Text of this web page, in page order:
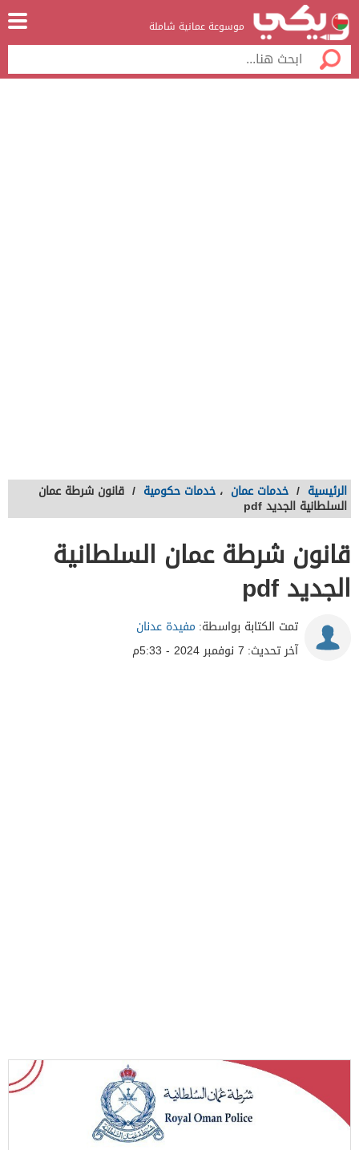
موسوعة عمانية شاملة
الرئيسية / خدمات عمان ، خدمات حكومية / قانون شرطة عمان
السلطانية الجديد pdf
قانون شرطة عمان السلطانية
الجديد pdf
تمت الكتابة بواسطة: مفيدة عدنان
آخر تحديث: 7 نوفمبر 2024 - 5:33م